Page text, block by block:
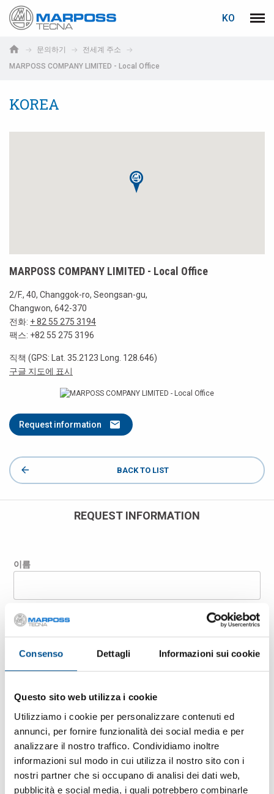
Consenso Dettagli Informazioni sui cookie
Questo sito web utilizza i cookie
Utilizziamo i cookie per personalizzare contenuti ed
annunci, per fornire funzionalità dei social media e per
analizzare il nostro traffico. Condividiamo inoltre
informazioni sul modo in cui utilizza il nostro sito con i
nostri partner che si occupano di analisi dei dati web,
pubblicità e social media, i quali potrebbero combinarle
Marposs
KO
메뉴
문의하기
전세계 주소
MARPOSS COMPANY LIMITED - Local Office
KOREA
MARPOSS COMPANY LIMITED - Local Office
2/F., 40, Changgok-ro, Seongsan-gu,
Changwon, 642-370
전화: + 82 55 275 3194
팩스: +82 55 275 3196
직책 (GPS: Lat. 35.2123 Long. 128.646)
구글 지도에 표시
Request information
BACK TO LIST
REQUEST INFORMATION
이름
성
회사
이메일
Deutsch
日本語 (Japanese)
로그인 비밀번호 복구